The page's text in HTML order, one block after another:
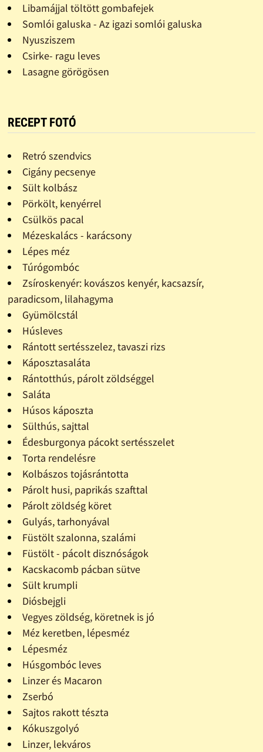
Libamájjal töltött gombafejek
Somlói galuska - Az igazi somlói galuska
Nyusziszem
Csirke- ragu leves
Lasagne görögösen
RECEPT FOTÓ
Retró szendvics
Cigány pecsenye
Sült kolbász
Pörkölt, kenyérrel
Csülkös pacal
Mézeskalács - karácsony
Lépes méz
Túrógombóc
Zsíroskenyér: kovászos kenyér, kacsazsír,
paradicsom, lilahagyma
Gyümölcstál
Húsleves
Rántott sertésszelez, tavaszi rizs
Káposztasaláta
Rántotthús, párolt zöldséggel
Saláta
Húsos káposzta
Sülthús, sajttal
Édesburgonya pácokt sertésszelet
Torta rendelésre
Kolbászos tojásrántotta
Párolt husi, paprikás szafttal
Párolt zöldség köret
Gulyás, tarhonyával
Füstölt szalonna, szalámi
Füstölt - pácolt disznóságok
Kacskacomb pácban sütve
Sült krumpli
Diósbejgli
Vegyes zöldség, köretnek is jó
Méz keretben, lépesméz
Lépesméz
Húsgombóc leves
Linzer és Macaron
Zserbó
Sajtos rakott tészta
Kókuszgolyó
Linzer, lekváros